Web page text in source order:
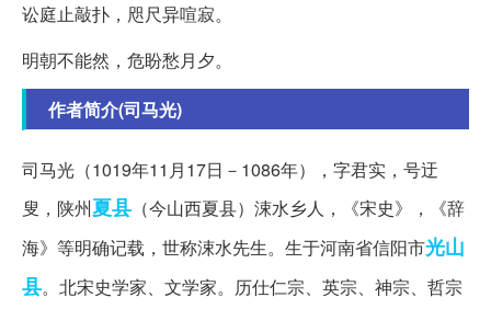
讼庭止敲扑，咫尺异喧寂。
明朝不能然，危盼愁月夕。
作者简介(司马光)
司马光（1019年11月17日－1086年），字君实，号迂
叟，陕州夏县 （今山西夏县）涑水乡人，《宋史》，《辞
海》等明确记载，世称涑水先生。生于河南省信阳市光山
县。北宋史学家、文学家。历仕仁宗、英宗、神宗、哲宗